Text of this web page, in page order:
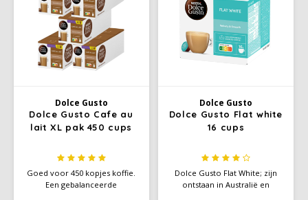
Passalacqua
Dolce Gusto
Dolce Gusto Cafe au
lait XL pak 450 cups
Goed voor 450 kopjes koffie.
Een gebalanceerde
Dolce Gusto
Dolce Gusto Flat white
16 cups
Dolce Gusto Flat White; zijn
ontstaan in Australië en